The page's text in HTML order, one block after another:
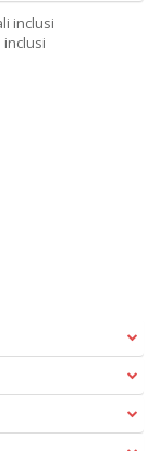
inclusi
inclusi